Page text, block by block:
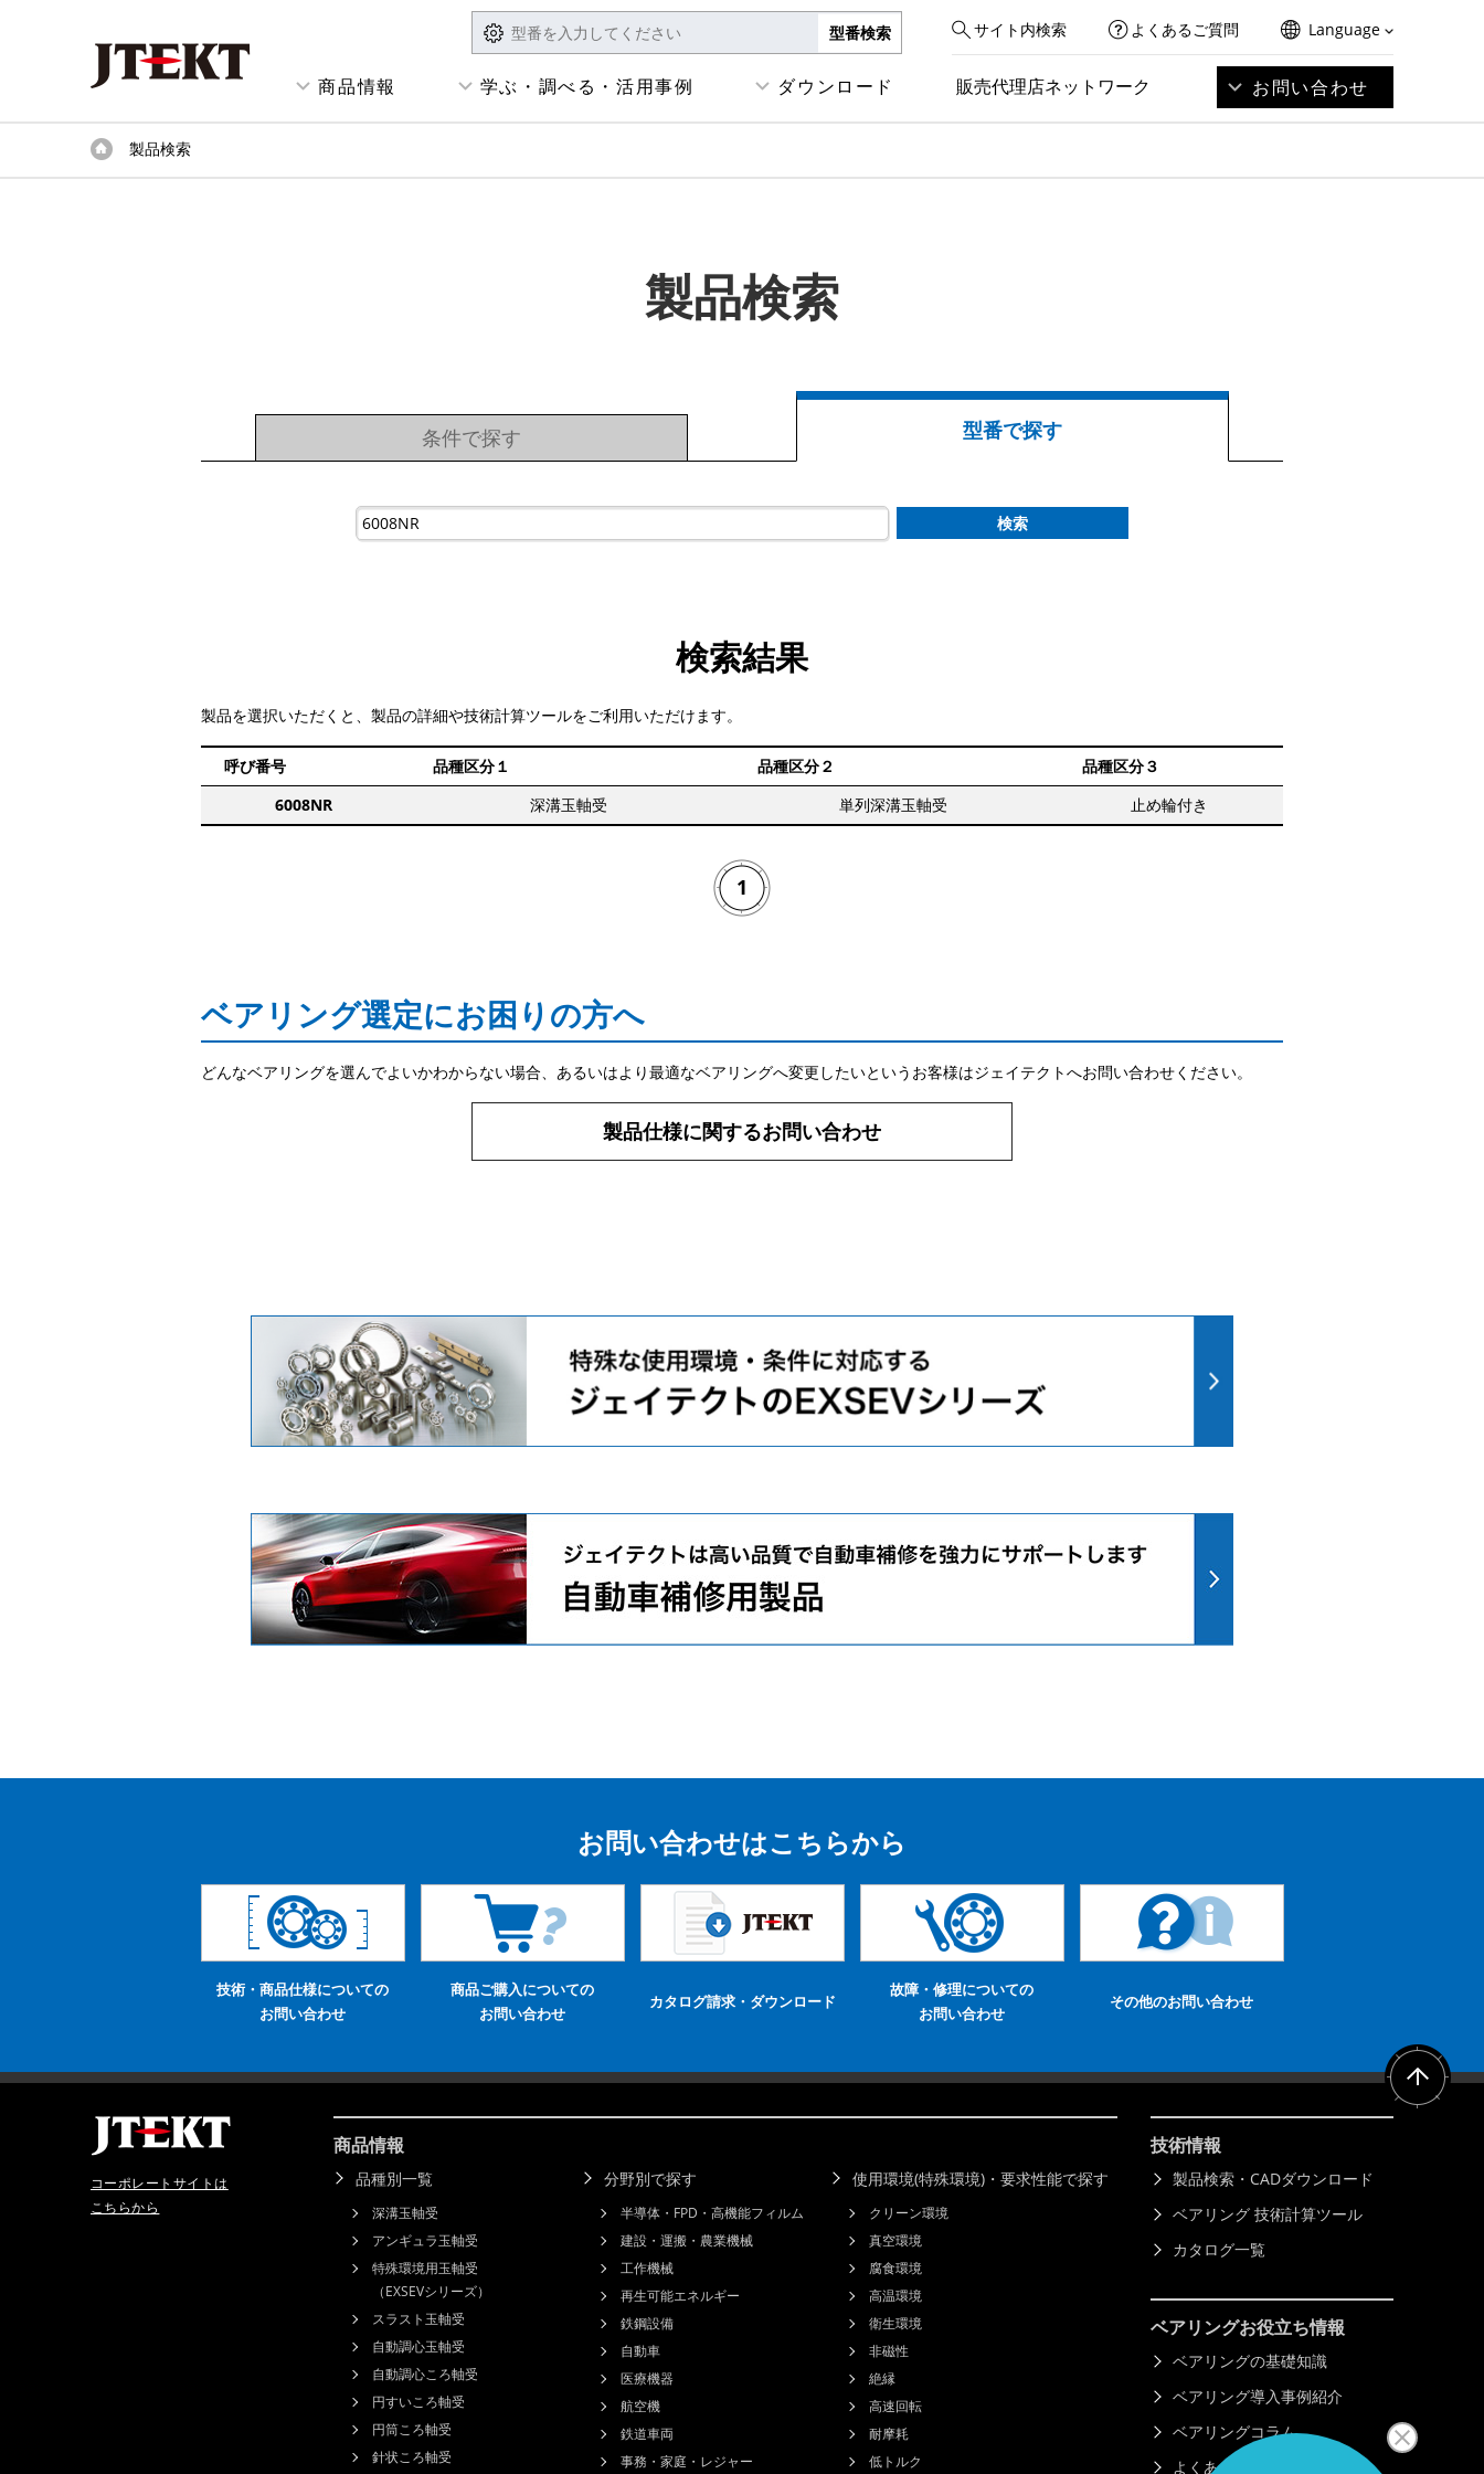
サイト内検索 よくあるご質問 Language
商品情報 学ぶ・調べる・活用事例 ダウンロード 販売代理店ネットワーク お問い合わせ
製品検索
製品検索
条件で探す 型番で探す
検索
検索結果
製品を選択いただくと、製品の詳細や技術計算ツールをご利用いただけます。
呼び番号 品種区分１ 品種区分２
品種区分３
6008NR
深溝玉軸受 単列深溝玉軸受 止め輪付き
1
ベアリング選定にお困りの方へ
どんなベアリングを選んでよいかわからない場合、あるいはより最適なベアリングへ変更したいというお客様はジェイテクトへお問い合わせください。
製品仕様に関するお問い合わせ
お問い合わせはこちらから
技術・商品仕様についての
お問い合わせ
商品ご購入についての
お問い合わせ
カタログ請求・ダウンロード
故障・修理についての
お問い合わせ
その他のお問い合わせ
商品情報
品種別一覧
深溝玉軸受
アンギュラ玉軸受
特殊環境用玉軸受
（EXSEVシリーズ）
スラスト玉軸受
自動調心玉軸受
自動調心ころ軸受
円すいころ軸受
円筒ころ軸受
針状ころ軸受
分野別で探す
半導体・FPD・高機能フィルム
建設・運搬・農業機械
工作機械
再生可能エネルギー
鉄鋼設備
自動車
医療機器
航空機
鉄道車両
事務・家庭・レジャー
使用環境(特殊環境)・要求性能で探す
クリーン環境
真空環境
腐食環境
高温環境
衛生環境
非磁性
絶縁
高速回転
耐摩耗
低トルク
技術情報
製品検索・CADダウンロード
ベアリング 技術計算ツール
カタログ一覧
ベアリングお役立ち情報
ベアリングの基礎知識
ベアリング導入事例紹介
ベアリングコラム
よくあるご質問
コーポレートサイトは
こちらから